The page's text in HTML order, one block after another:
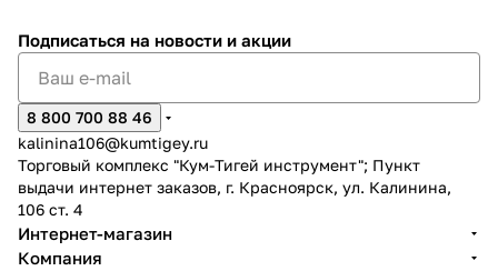
Подписаться на новости и акции
8 800 700 88 46
kalinina106@kumtigey.ru
Торговый комплекс "Кум-Тигей инструмент"; Пункт
выдачи интернет заказов, г. Красноярск, ул. Калинина,
106 ст. 4
Интернет-магазин
Компания
раз в 2 недели